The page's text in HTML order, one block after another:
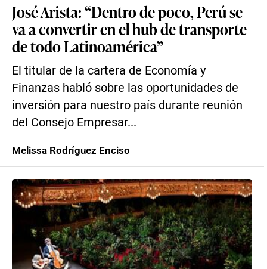
José Arista: “Dentro de poco, Perú se
va a convertir en el hub de transporte
de todo Latinoamérica”
El titular de la cartera de Economía y
Finanzas habló sobre las oportunidades de
inversión para nuestro país durante reunión
del Consejo Empresar...
Melissa Rodríguez Enciso